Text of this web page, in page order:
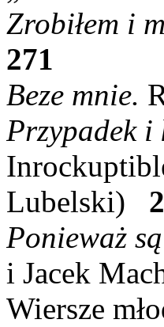
Zrobiłem i
271
Beze mnie.
Przypadek i
Lubelski)
Ponieważ
i Jacek
Wiersze